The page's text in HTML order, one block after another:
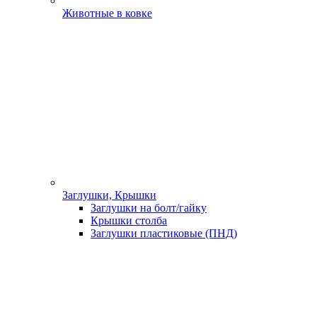
Животные в ковке
Заглушки, Крышки
Заглушки на болт/гайку
Крышки столба
Заглушки пластиковые (ПНД)